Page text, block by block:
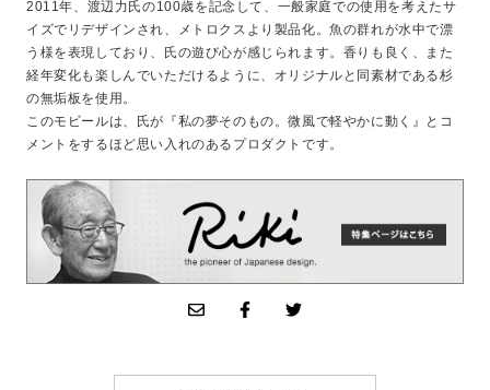
2011年、渡辺力氏の100歳を記念して、一般家庭での使用を考えたサ
イズでリデザインされ、メトロクスより製品化。魚の群れが水中で漂
う様を表現しており、氏の遊び心が感じられます。香りも良く、また
経年変化も楽しんでいただけるように、オリジナルと同素材である杉
の無垢板を使用。
このモビールは、氏が『私の夢そのもの。微風で軽やかに動く』とコ
メントをするほど思い入れのあるプロダクトです。